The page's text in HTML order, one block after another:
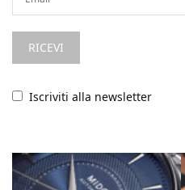
Iscriviti alla newsletter